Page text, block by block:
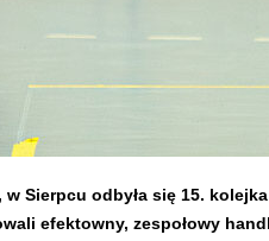
Sierpcu odbyła się 15.
efektowny, zespołowy